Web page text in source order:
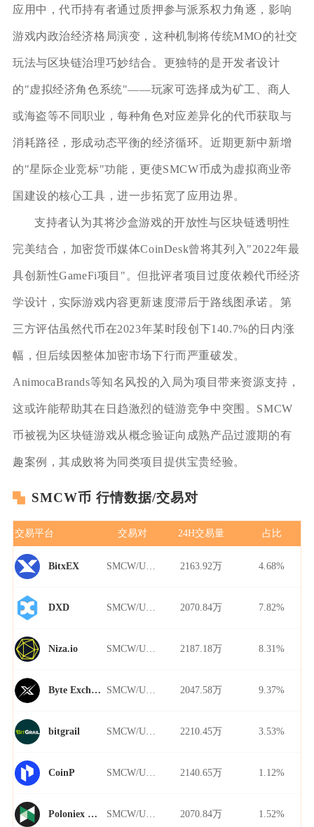
应用中，代币持有者通过质押参与派系权力角逐，影响
游戏内政治经济格局演变，这种机制将传统MMO的社交
玩法与区块链治理巧妙结合。更独特的是开发者设计
的"虚拟经济角色系统"——玩家可选择成为矿工、商人
或海盗等不同职业，每种角色对应差异化的代币获取与
消耗路径，形成动态平衡的经济循环。近期更新中新增
的"星际企业竞标"功能，更使SMCW币成为虚拟商业帝
国建设的核心工具，进一步拓宽了应用边界。
支持者认为其将沙盒游戏的开放性与区块链透明性
完美结合，加密货币媒体CoinDesk曾将其列入"2022年最
具创新性GameFi项目"。但批评者项目过度依赖代币经济
学设计，实际游戏内容更新速度滞后于路线图承诺。第
三方评估虽然代币在2023年某时段创下140.7%的日内涨
幅，但后续因整体加密市场下行而严重破发。
AnimocaBrands等知名风投的入局为项目带来资源支持，
这或许能帮助其在日趋激烈的链游竞争中突围。SMCW
币被视为区块链游戏从概念验证向成熟产品过渡期的有
趣案例，其成败将为同类项目提供宝贵经验。
SMCW币 行情数据/交易对
交易平台 交易对 24H交易量 占比
BitxEX 2163.92万 4.68%
DXD 2070.84万 7.82%
Niza.io 2187.18万 8.31%
Byte Exchange 2047.58万 9.37%
bitgrail 2210.45万 3.53%
CoinP 2140.65万 1.12%
Poloniex Futures 2070.84万 1.52%